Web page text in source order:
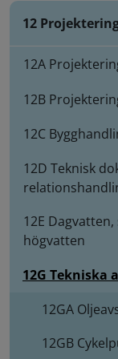
12
12A
12B
12C
12D Teknisk
12E
högvatten
12G Tekniska
12GA
12GB